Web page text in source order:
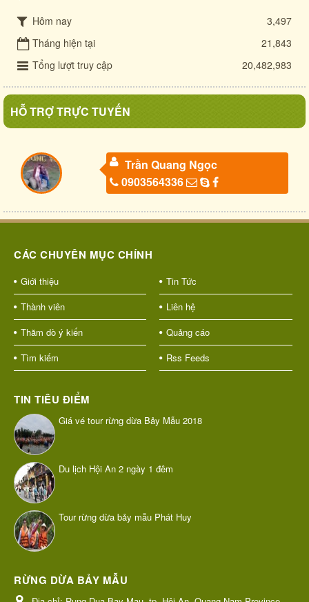
Hôm nay
3,497
Tháng hiện tại
21,843
Tổng lượt truy cập
20,482,983
HỖ TRỢ TRỰC TUYẾN
Trần Quang Ngọc
0903564336
CÁC CHUYÊN MỤC CHÍNH
Giới thiệu
Tin Tức
Thành viên
Liên hệ
Thăm dò ý kiến
Quảng cáo
Tìm kiếm
Rss Feeds
TIN TIÊU ĐIỂM
Giá vé tour rừng dừa Bảy Mẫu 2018
Du lịch Hội An 2 ngày 1 đêm
Tour rừng dừa bảy mẫu Phát Huy
RỪNG DỪA BẢY MẪU